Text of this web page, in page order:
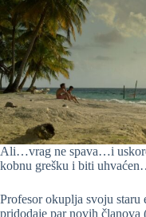
Ali…vrag ne spava…i
kobnu grešku i biti
Profesor okuplja svoju
pridodaje par novih